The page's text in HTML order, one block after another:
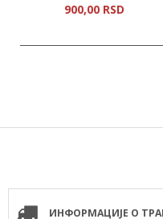
900,00 RSD
ИНФОРМАЦИЈЕ О